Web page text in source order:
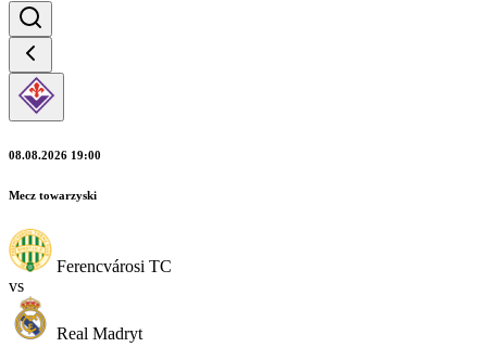
08.08.2026 19:00
Mecz towarzyski
Ferencvárosi TC
vs
Real Madryt